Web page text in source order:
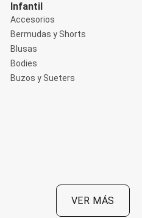
Infantil
Accesorios
Bermudas y Shorts
Blusas
Bodies
Buzos y Sueters
VER MÁS